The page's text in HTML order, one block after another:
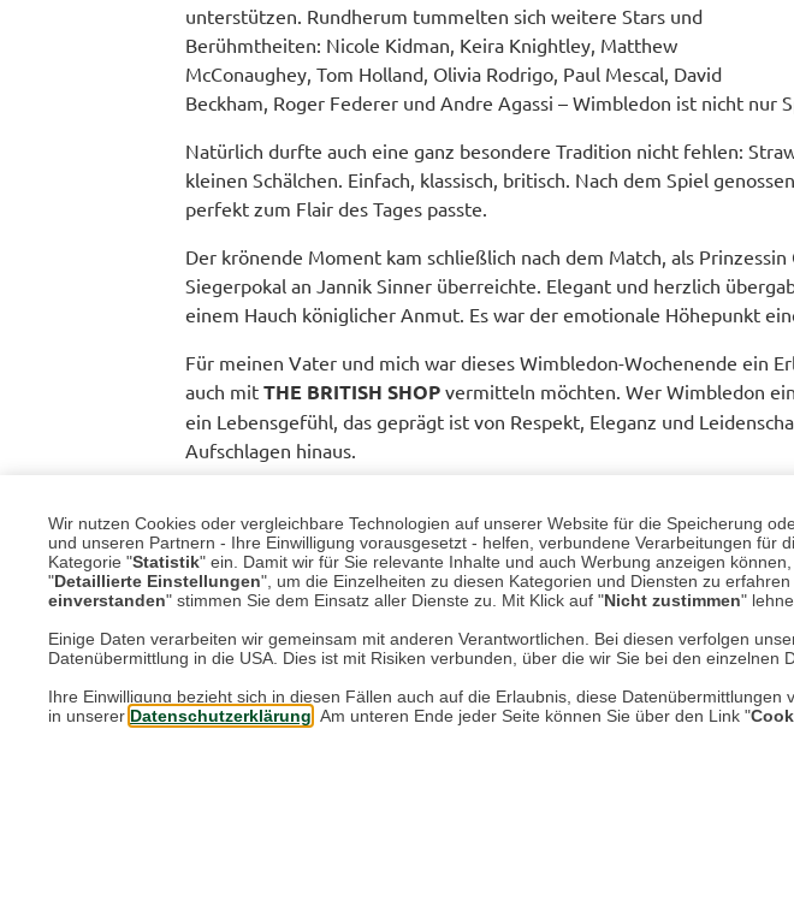
Wir nutzen Cookies oder vergleichbare Technologien auf unserer Website für die Speicherung
und unseren Partnern - Ihre Einwilligung vorausgesetzt - helfen, verbundene Verarbeitungen
Kategorie "Statistik" ein. Damit wir für Sie relevante Inhalte und auch Werbung anzeigen
"Detaillierte Einstellungen", um die Einzelheiten zu diesen Kategorien und Diensten zu
einverstanden" stimmen Sie dem Einsatz aller Dienste zu. Mit Klick auf "Nicht zustimmen"
Einige Daten verarbeiten wir gemeinsam mit anderen Verantwortlichen. Bei diesen verfolgen
Datenübermittlung in die USA. Dies ist mit Risiken verbunden, über die wir Sie bei den einzelnen
Ihre Einwilligung bezieht sich in diesen Fällen auch auf die Erlaubnis, diese
in unserer Datenschutzerklärung . Am unteren Ende jeder Seite können Sie über den Link "
unterstützen. Rundherum tummelten sich weitere Stars und
Berühmtheiten: Nicole Kidman, Keira Knightley, Matthew
McConaughey, Tom Holland, Olivia Rodrigo, Paul Mescal, David
Beckham, Roger Federer und Andre Agassi – Wimbledon ist nicht nur
Natürlich durfte auch eine ganz besondere Tradition nicht fehlen:
kleinen Schälchen. Einfach, klassisch, britisch. Nach dem Spiel
perfekt zum Flair des Tages passte.
Der krönende Moment kam schließlich nach dem Match, als
Siegerpokal an Jannik Sinner überreichte. Elegant und herzlich
einem Hauch königlicher Anmut. Es war der emotionale Höhepunkt
Für meinen Vater und mich war dieses Wimbledon-Wochenende ein
auch mitTHE BRITISH SHOP vermitteln möchten. Wer Wimbledon
ein Lebensgefühl, das geprägt ist von Respekt, Eleganz und
Aufschlagen hinaus.
Mehr aus der Rubrik "In eigener Sache"